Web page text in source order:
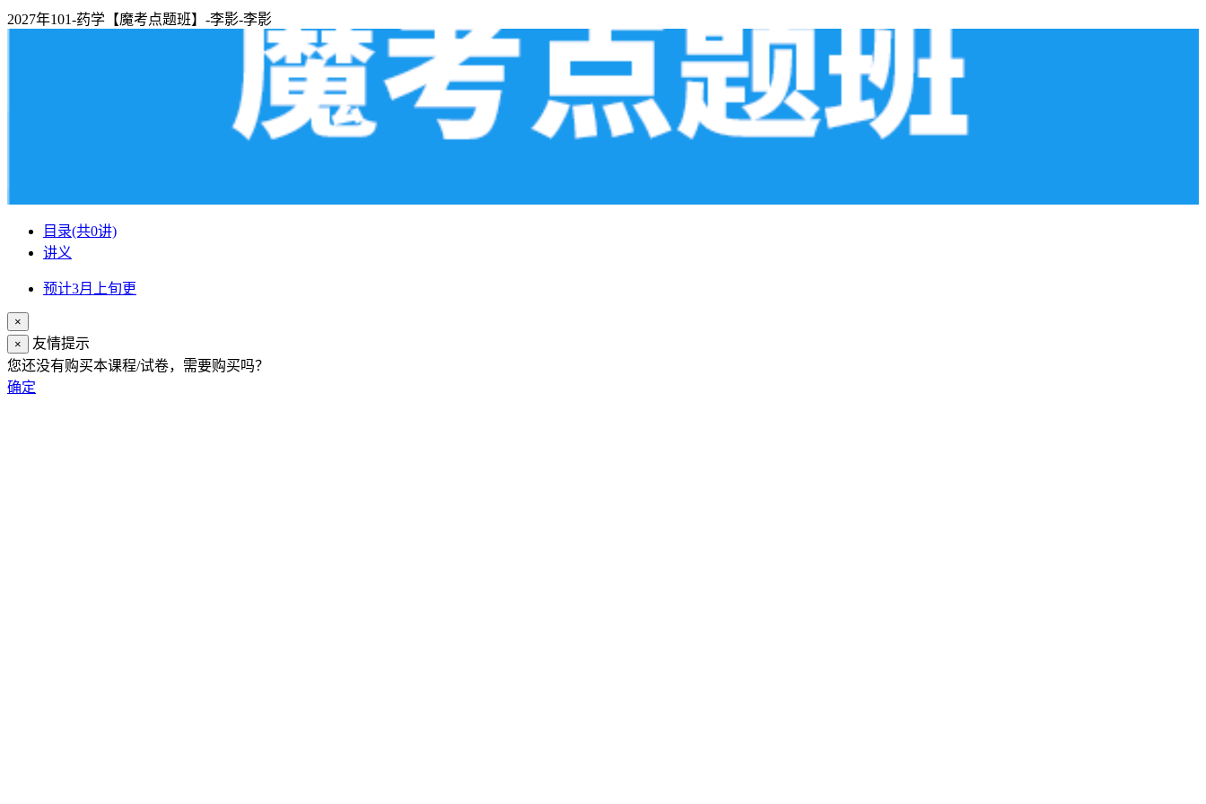
2027年101-药学【魔考点题班】-李影-李影
目录(共0讲)
讲义
预计3月上旬更
×
×
友情提示
您还没有购买本课程/试卷，需要购买吗？
确定